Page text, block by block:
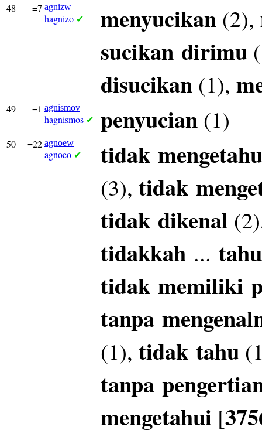
48 =7 agnizw
hagnizo ✔ menyucikan (2),
sucikan dirimu
disucikan (1),
49 =1 agnismov
hagnismos ✔ penyucian (1)
50 =22 agnoew
agnoeo ✔ tidak
(3), tidak
tidak dikenal
tidakkah ... tahu
tidak memiliki
tanpa
(1), tidak tahu
tanpa
mengetahui [